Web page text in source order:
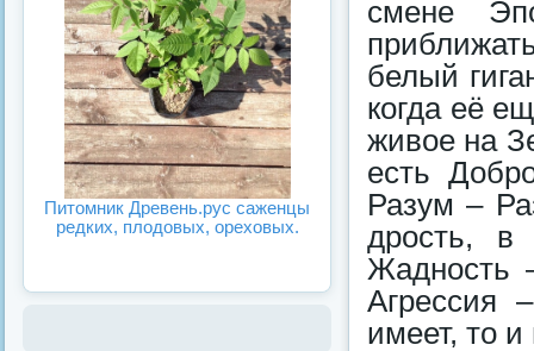
смене
белый
когда её
живое на
есть
Разум –
дрость,
Жадность
Агрессия
имеет, то и
Питомник Древень.рус саженцы
редких, плодовых, ореховых.